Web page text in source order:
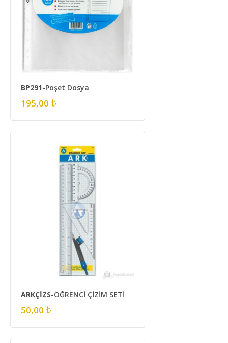
BP291-Poşet Dosya
195,00
ARKÇİZS-ÖĞRENCİ ÇİZİM SETİ
50,00